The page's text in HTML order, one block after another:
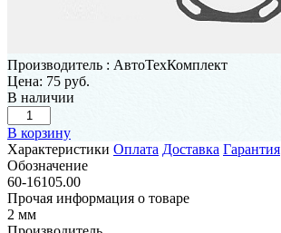
Производитель : АвтоТехКомплект
Цена: 75 руб.
В наличии
В корзину
Характеристики Оплата Доставка Гарантия
Обозначение
60-16105.00
Прочая информация о товаре
2 мм